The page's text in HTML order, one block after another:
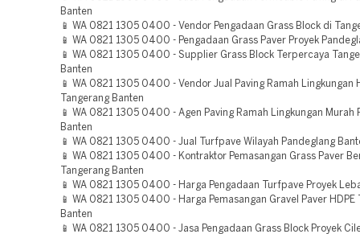
Banten
📱 WA 0821 1305 0400 - Vendor Pengadaan Grass Block di
📱 WA 0821 1305 0400 - Pengadaan Grass Paver Proyek
📱 WA 0821 1305 0400 - Supplier Grass Block Terpercaya
Banten
📱 WA 0821 1305 0400 - Vendor Jual Paving Ramah Lingkungan
Tangerang Banten
📱 WA 0821 1305 0400 - Agen Paving Ramah Lingkungan Murah
Banten
📱 WA 0821 1305 0400 - Jual Turfpave Wilayah Pandeglang
📱 WA 0821 1305 0400 - Kontraktor Pemasangan Grass Paver
Tangerang Banten
📱 WA 0821 1305 0400 - Harga Pengadaan Turfpave Proyek
📱 WA 0821 1305 0400 - Harga Pemasangan Gravel Paver HDPE
Banten
📱 WA 0821 1305 0400 - Jasa Pengadaan Grass Block Proyek